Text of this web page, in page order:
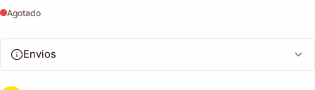
Agotado
Envios